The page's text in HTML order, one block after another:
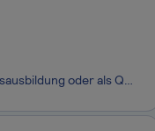
Komm zu uns und werde Teil einer großen Familie. Ob mit abgeschlossener Berufsausbildung oder als Quereinsteiger, wir unterstützen dich und helfen dir. Nutze deine Chance. Wir freuen uns auf dich.